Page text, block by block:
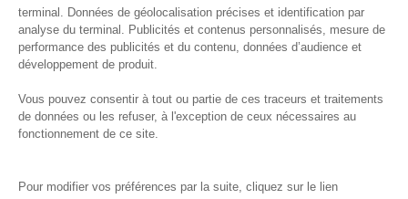
Pharmacie en ligne autorisée à vendre des médicaments depuis le 17 avril 2013
Tous droits réservés